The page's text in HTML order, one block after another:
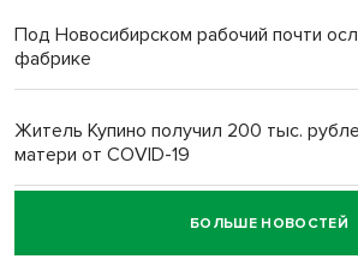
Под Новосибирском рабочий почти
фабрике
Житель Купино получил 200 тыс.
матери от COVID-19
Новосибирский суд наказал водителя
пенсионерки на вокзале
БОЛЬШЕ НОВОСТЕЙ